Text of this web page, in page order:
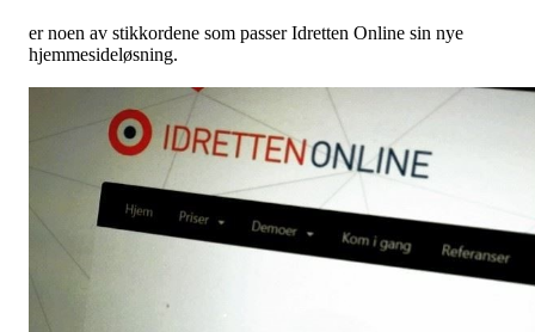
er noen av stikkordene som passer Idretten Online sin nye
hjemmesideløsning.